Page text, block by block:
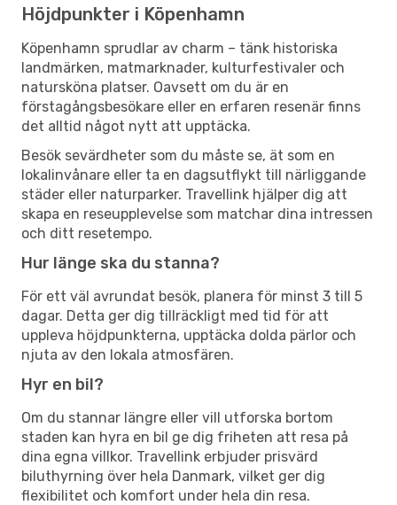
Höjdpunkter i Köpenhamn
Köpenhamn sprudlar av charm – tänk historiska
landmärken, matmarknader, kulturfestivaler och
natursköna platser. Oavsett om du är en
förstagångsbesökare eller en erfaren resenär finns
det alltid något nytt att upptäcka.
Besök sevärdheter som du måste se, ät som en
lokalinvånare eller ta en dagsutflykt till närliggande
städer eller naturparker. Travellink hjälper dig att
skapa en reseupplevelse som matchar dina intressen
och ditt resetempo.
Hur länge ska du stanna?
För ett väl avrundat besök, planera för minst 3 till 5
dagar. Detta ger dig tillräckligt med tid för att
uppleva höjdpunkterna, upptäcka dolda pärlor och
njuta av den lokala atmosfären.
Hyr en bil?
Om du stannar längre eller vill utforska bortom
staden kan hyra en bil ge dig friheten att resa på
dina egna villkor. Travellink erbjuder prisvärd
biluthyrning över hela Danmark, vilket ger dig
flexibilitet och komfort under hela din resa.